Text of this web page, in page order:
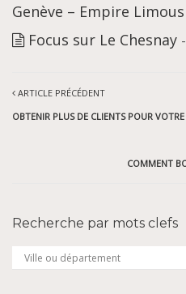
Genève – Empire
Focus sur Le Chesnay
ARTICLE PRÉCÉDENT
OBTENIR PLUS DE CLIENTS POUR
COMMENT
Recherche par mots clefs